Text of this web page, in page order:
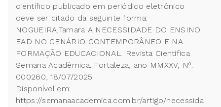
científico publicado em periódico eletrônico
deve ser citado da seguinte forma:
NOGUEIRA,Tamara A NECESSIDADE DO ENSINO
EAD NO CENÁRIO CONTEMPORÂNEO E NA
FORMAÇÃO EDUCACIONAL. Revista Científica
Semana Acadêmica. Fortaleza, ano MMXXV, Nº.
000260, 18/07/2025.
Disponível em:
https://semanaacademica.com.br/artigo/necessida